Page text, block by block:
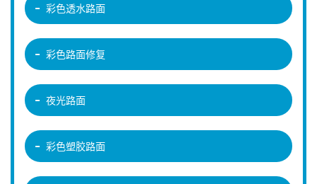
彩色透水路面
彩色路面修复
夜光路面
彩色塑胶路面